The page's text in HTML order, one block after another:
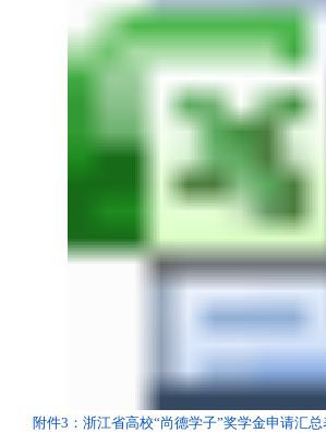
附件3：浙江省高校“尚德学子”奖学金申请汇